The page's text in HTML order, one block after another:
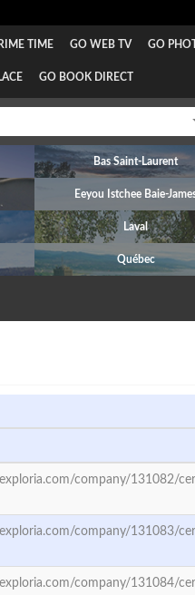
TIME GO WEB TV GO
GO BOOK DIRECT
Bas Saint-Laurent
Eeyou Istchee Baie-
Laval
Québec
company/131082/
company/131083/
company/131084/